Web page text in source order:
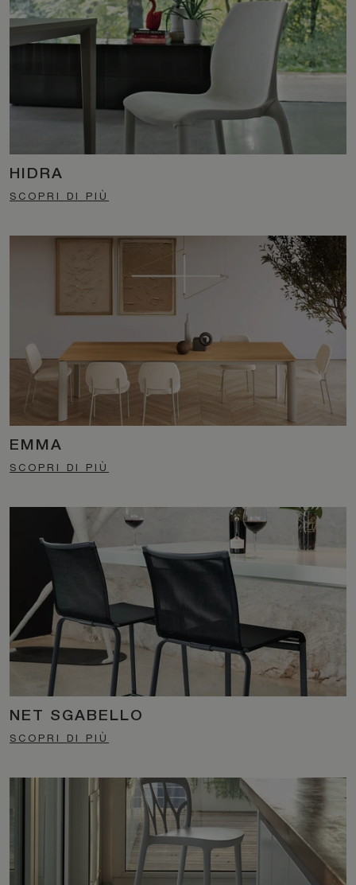
HIDRA
SCOPRI DI PIÙ
EMMA
SCOPRI DI PIÙ
NET SGABELLO
SCOPRI DI PIÙ